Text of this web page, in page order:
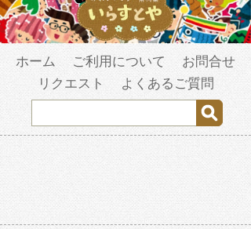
ホーム ご利用について
お問合せ
リクエスト
よくあるご質問